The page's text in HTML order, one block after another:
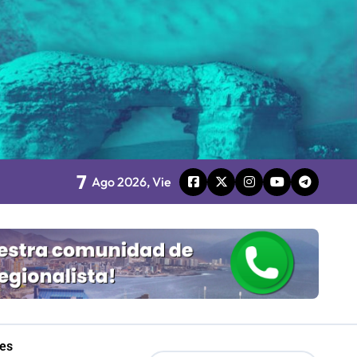
100% estatal
2.0”
7 Ago 2026, Vie